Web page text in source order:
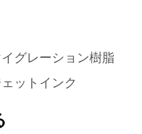
グレーション樹脂
ットインク